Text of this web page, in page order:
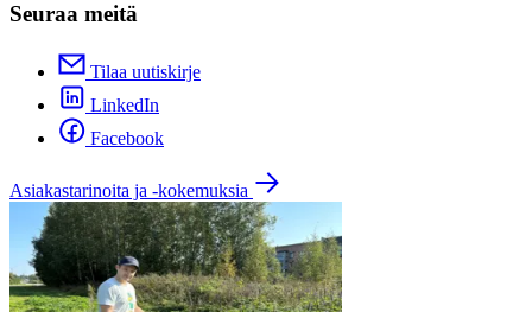
Seuraa meitä
Tilaa uutiskirje
LinkedIn
Facebook
Asiakastarinoita ja -kokemuksia